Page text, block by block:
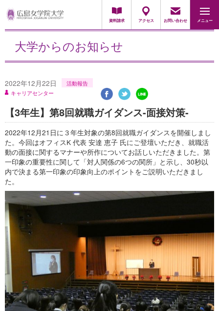
資料請求 アクセス お問い合わせ メニュー
大学からのお知らせ
2022年12月22日
活動報告
キャリアセンター
【3年生】第8回就職ガイダンス-面接対策-
2022年12月21日に３年生対象の第8回就職ガイダンスを開催しまし
た。今回はオフィスK 代表 安達 恵子 氏にご登壇いただき、就職活
動の面接に関するマナーや所作についてお話しいただきました。第
一印象の重要性に関して「対人関係の6つの関所」と示し、30秒以
内で決まる第一印象の印象向上のポイントをご説明いただきまし
た。